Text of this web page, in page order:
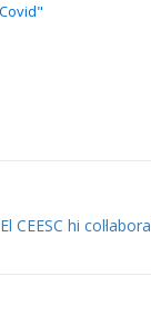
El CEESC hi col·labora